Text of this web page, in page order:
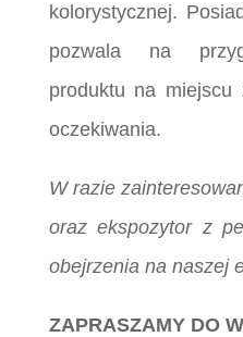
kolorystycznej.
pozwala na
produktu na miejscu
oczekiwania.
W razie
oraz ekspozytor z
obejrzenia na naszej
ZAPRASZAMY DO